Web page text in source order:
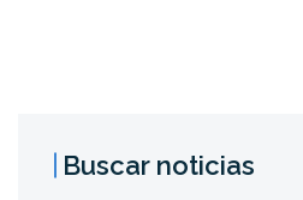
Buscar noticias